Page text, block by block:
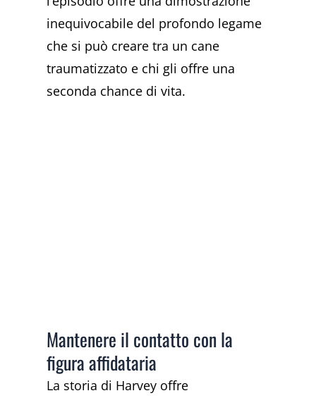
inequivocabile del profondo legame
che si può creare tra un cane
traumatizzato e chi gli offre una
seconda chance di vita.
Mantenere il contatto con la
figura affidataria
La storia di Harvey offre